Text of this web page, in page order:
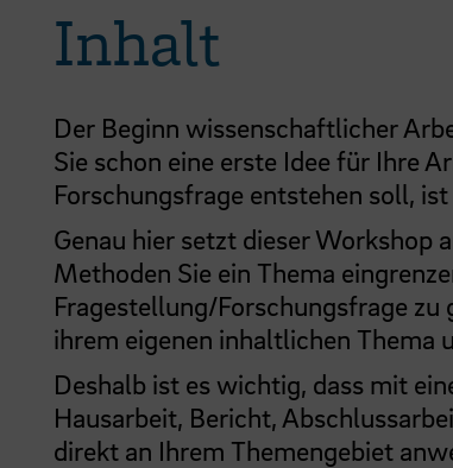
Inhalt
Der Beginn wissenschaftlicher
Sie schon eine erste Idee für Ihre
Forschungsfrage entstehen soll,
Genau hier setzt dieser Workshop
Methoden Sie ein Thema
Fragestellung/Forschungsfrage zu
ihrem eigenen inhaltlichen Thema
Deshalb ist es wichtig, dass mit
Hausarbeit, Bericht,
direkt an Ihrem Themengebiet